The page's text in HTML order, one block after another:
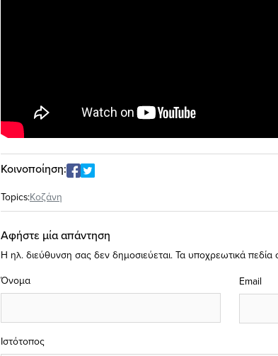
Κοινοποίηση:
Topics:Κοζάνη
Αφήστε μία απάντηση
Η ηλ. διεύθυνση σας δεν δημοσιεύεται. Τα υποχρεωτικά πεδία
Όνομα Email
Ιστότοπος